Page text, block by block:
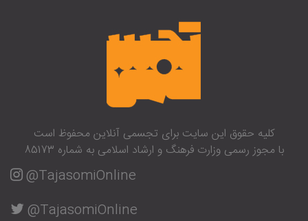
کلیه حقوق این سایت برای تجسمی آنلاین محفوظ است
با مجوز رسمی وزارت فرهنگ و ارشاد اسلامی به شماره 85173
@TajasomiOnline
@TajasomiOnline